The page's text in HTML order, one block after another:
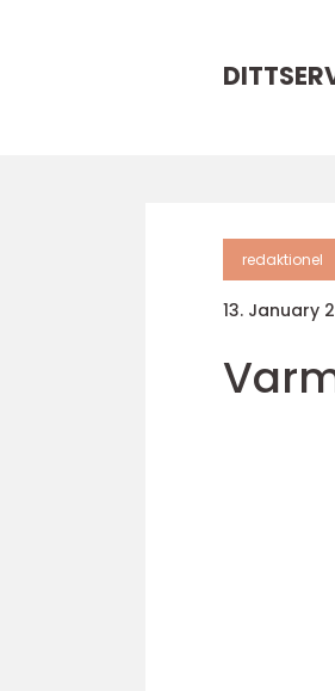
redaktionel
13. January